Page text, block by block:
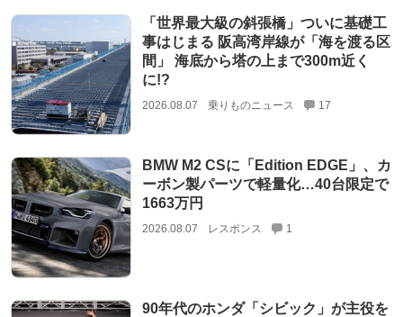
「世界最大級の斜張橋」ついに基礎工
事はじまる 阪高湾岸線が「海を渡る区
間」 海底から塔の上まで300m近く
に!?
2026.08.07 乗りものニュース 17
BMW M2 CSに「Edition EDGE」、カ
ーボン製パーツで軽量化…40台限定で
1663万円
2026.08.07 レスポンス 1
90年代のホンダ「シビック」が主役を